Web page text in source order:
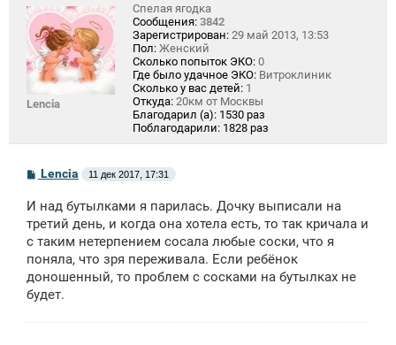
Lencia
Спелая ягодка
Сообщения: 3842
Зарегистрирован: 29 май 2013, 13:53
Пол: Женский
Сколько попыток ЭКО: 0
Где было удачное ЭКО: Витроклиник
Сколько у вас детей: 1
Откуда: 20км от Москвы
Благодарил (а): 1530 раз
Поблагодарили: 1828 раз
С
о
б
щ
н
и
Lencia 11 дек 2017, 17:31
И над бутылками я парилась. Дочку выписали на
третий день, и когда она хотела есть, то так кричала и
с таким нетерпением сосала любые соски, что я
поняла, что зря переживала. Если ребёнок
доношенный, то проблем с сосками на бутылках не
будет.